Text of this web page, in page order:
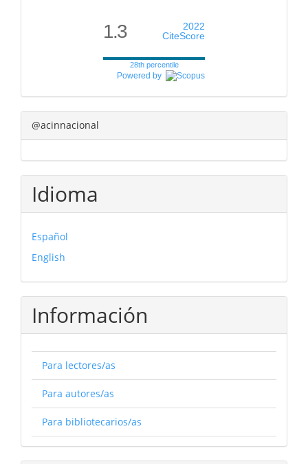
1.3
2022
CiteScore
28th percentile
Powered by
@acinnacional
Idioma
Español
English
Información
Para lectores/as
Para autores/as
Para bibliotecarios/as